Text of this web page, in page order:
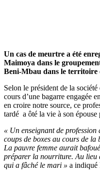
Un cas de meurtre a été
Maimoya dans le
Beni-Mbau dans le
Selon le président de la
cours d’une bagarre engagée
en croire notre source, ce
tardé a ôté la vie à son épouse
« Un enseignant de
coups de boxes au cours de la
La pauvre femme aurait
préparer la nourriture. Au lieu
qui a fâché le mari » a